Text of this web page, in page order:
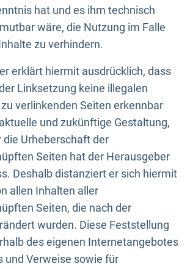
hat und es ihm technisch
wäre, die Nutzung im Falle
zu verhindern.
erklärt hiermit ausdrücklich, dass
Linksetzung keine illegalen
verlinkenden Seiten erkennbar
und zukünftige Gestaltung,
die Urheberschaft der
Seiten hat der Herausgeber
Deshalb distanziert er sich hiermit
allen Inhalten aller
Seiten, die nach der
wurden. Diese Feststellung
des eigenen Internetangebotes
und Verweise sowie für